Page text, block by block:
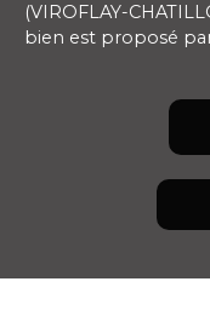
(VIROFLAY-
bien est proposé